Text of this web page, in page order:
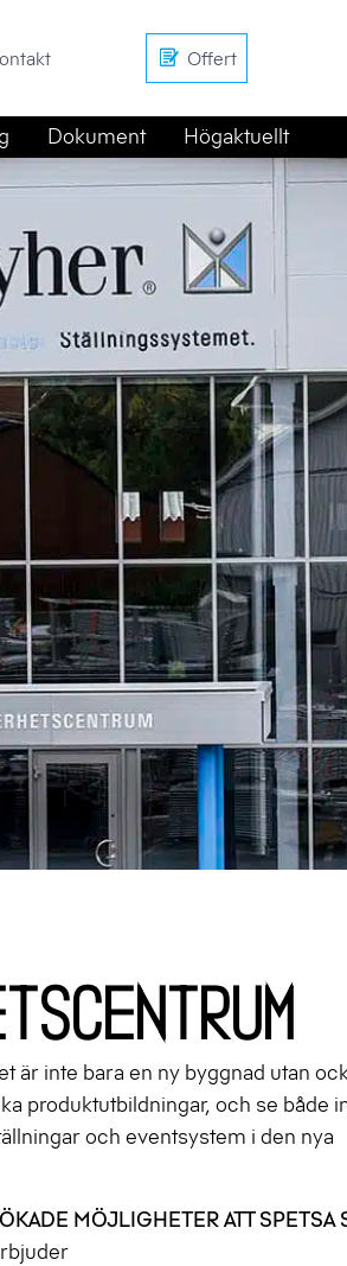
Offert
Dokument Högaktuellt
är inte bara en ny byggnad utan
produktutbildningar, och se både
och eventsystem i den nya
MÖJLIGHETER ATT SPETSA